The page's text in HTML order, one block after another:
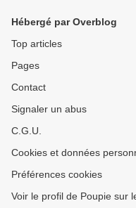
Hébergé par Overblog
Top articles
Pages
Contact
Signaler un abus
C.G.U.
Cookies et données
Préférences cookies
Voir le profil de Poupie sur